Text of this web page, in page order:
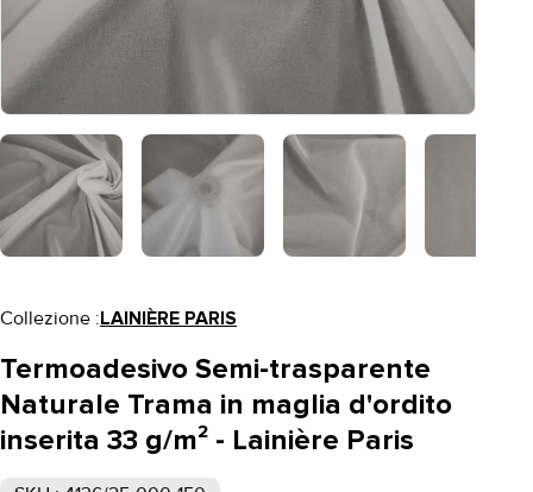
Collezione :LAINIÈRE PARIS
Termoadesivo Semi-trasparente
Naturale Trama in maglia d'ordito
inserita 33 g/m² - Lainière Paris